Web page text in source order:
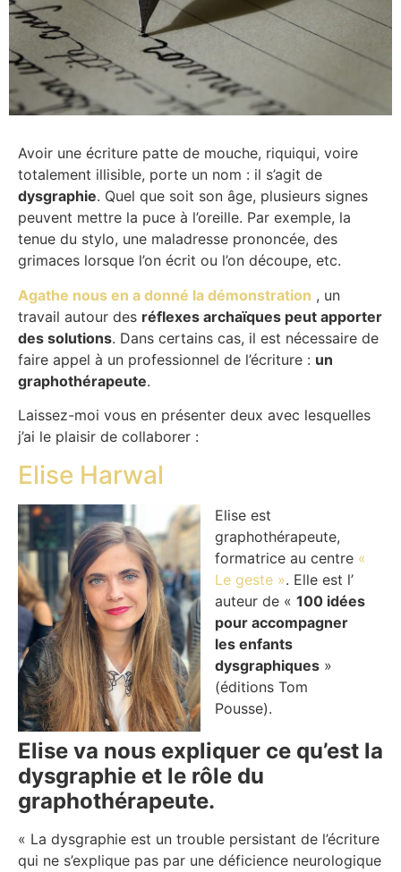
Avoir une écriture patte de mouche, riquiqui, voire
totalement illisible, porte un nom : il s’agit de
dysgraphie. Quel que soit son âge, plusieurs signes
peuvent mettre la puce à l’oreille. Par exemple, la
tenue du stylo, une maladresse prononcée, des
grimaces lorsque l’on écrit ou l’on découpe, etc.
Agathe nous en a donné la démonstration , un
travail autour des réflexes archaïques peut apporter
des solutions. Dans certains cas, il est nécessaire de
faire appel à un professionnel de l’écriture : un
graphothérapeute.
Laissez-moi vous en présenter deux avec lesquelles
j’ai le plaisir de collaborer :
Elise Harwal
Elise est
graphothérapeute,
formatrice au centre «
Le geste ». Elle est l’
auteur de «100 idées
pour accompagner
les enfants
dysgraphiques »
(éditions Tom
Pousse).
Elise va nous expliquer ce qu’est la
dysgraphie et le rôle du
graphothérapeute.
« La dysgraphie est un trouble persistant de l’écriture
qui ne s’explique pas par une déficience neurologique